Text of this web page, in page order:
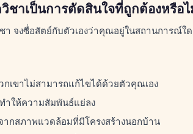
ชาเป็นการตัดสินใจที่ถูกต้องหรือ
า จงซื่อสัตย์กับตัวเองว่าคุณอยู่ในสถานการณ์ใด
กเขาไม่สามารถแก้ไขได้ด้วยตัวคุณเอง
ให้ความสัมพันธ์แย่ลง
กสภาพแวดล้อมที่มีโครงสร้างนอกบ้าน